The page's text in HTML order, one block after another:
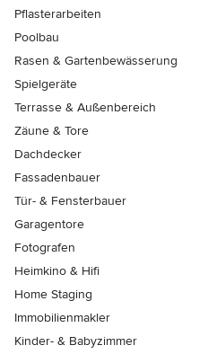
Pflasterarbeiten
Poolbau
Rasen & Gartenbewässerung
Spielgeräte
Terrasse & Außenbereich
Zäune & Tore
Dachdecker
Fassadenbauer
Tür- & Fensterbauer
Garagentore
Fotografen
Heimkino & Hifi
Home Staging
Immobilienmakler
Kinder- & Babyzimmer